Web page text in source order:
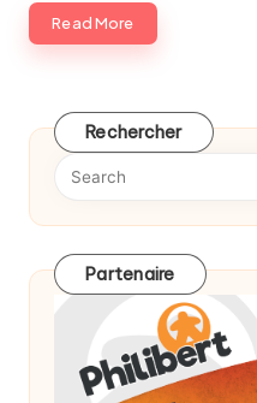
Read More
Rechercher
Partenaire